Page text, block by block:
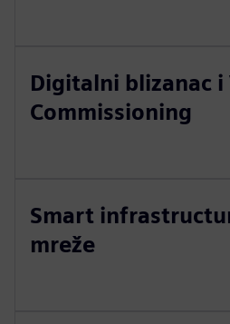
Digitalni blizanac
Commissioning
Smart
mreže